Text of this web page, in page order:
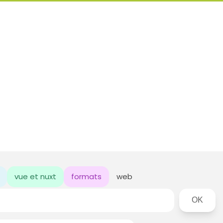
vue et nuxt formats web
Rechercher